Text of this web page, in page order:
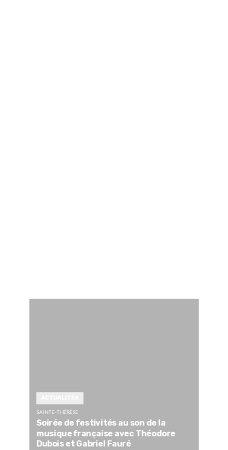
SAINTE-THÉRÈSE
Soirée de festivités au son de la
musique française avec Théodore
Dubois et Gabriel Fauré